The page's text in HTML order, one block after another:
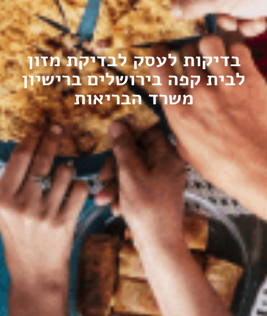
בדיקות לעסק לבדיקת מזון
לבית קפה בירושלים ברישיון
משרד הבריאות